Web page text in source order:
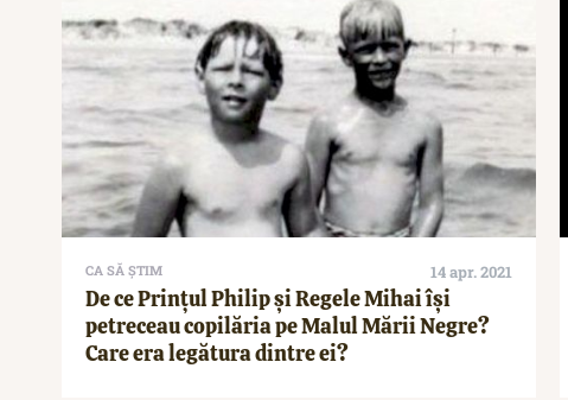
CA SĂ ȘTIM 14 apr. 2021
De ce Prințul Philip și Regele Mihai își
petreceau copilăria pe Malul Mării Negre?
Care era legătura dintre ei?